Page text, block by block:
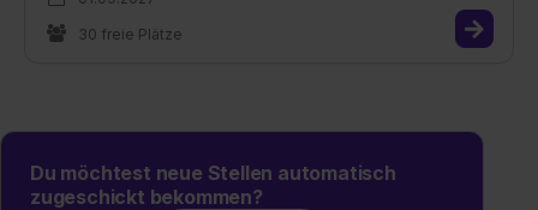
30 freie Plätze
Du möchtest neue Stellen automatisch
zugeschickt bekommen?